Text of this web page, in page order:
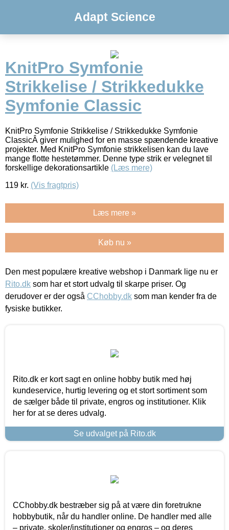
Adapt Science
KnitPro Symfonie
Strikkelise / Strikkedukke
Symfonie Classic
KnitPro Symfonie Strikkelise / Strikkedukke Symfonie
ClassicÂ giver mulighed for en masse spændende kreative
projekter. Med KnitPro Symfonie strikkelisen kan du lave
mange flotte hestetømmer. Denne type strik er velegnet til
forskellige dekorationsartikle (Læs mere)
119 kr. (Vis fragtpris)
Læs mere »
Køb nu »
Den mest populære kreative webshop i Danmark lige nu er
Rito.dk som har et stort udvalg til skarpe priser. Og
derudover er der også CChobby.dk som man kender fra de
fysiske butikker.
Rito.dk er kort sagt en online hobby butik med høj
kundeservice, hurtig levering og et stort sortiment som
de sælger både til private, engros og institutioner. Klik
her for at se deres udvalg.
Se udvalget på Rito.dk
CChobby.dk bestræber sig på at være din foretrukne
hobbybutik, når du handler online. De handler med alle
– private, skoler/institutioner og engros – og deres